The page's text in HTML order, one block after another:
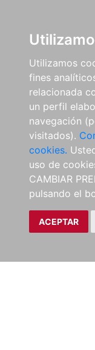
Utilizamos
fines
relacionada
un perfil
navegación
visitados).
cookies.
uso de
CAMBIAR
pulsando el
ACEPTAR